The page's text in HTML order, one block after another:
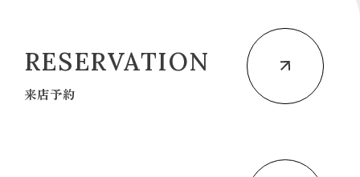
RESERVATION
来店予約